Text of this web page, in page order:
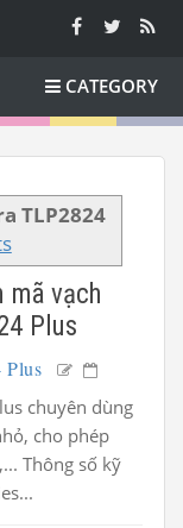
CATEGORY
TLP2824
mã vạch
Plus
Plus
chuyên dùng
cho phép
Thông số kỹ